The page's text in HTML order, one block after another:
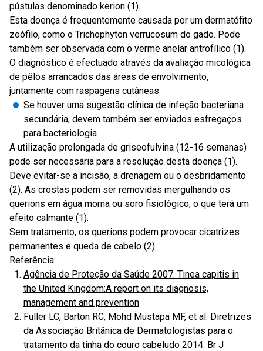
pústulas denominado kerion (1).
Esta doença é frequentemente causada por um dermatófito
zoófilo, como o Trichophyton verrucosum do gado. Pode
também ser observada com o verme anelar antrofílico (1).
O diagnóstico é efectuado através da avaliação micológica
de pêlos arrancados das áreas de envolvimento,
juntamente com raspagens cutâneas
Se houver uma sugestão clínica de infeção bacteriana
secundária, devem também ser enviados esfregaços
para bacteriologia
A utilização prolongada de griseofulvina (12-16 semanas)
pode ser necessária para a resolução desta doença (1).
Deve evitar-se a incisão, a drenagem ou o desbridamento
(2). As crostas podem ser removidas mergulhando os
querions em água morna ou soro fisiológico, o que terá um
efeito calmante (1).
Sem tratamento, os querions podem provocar cicatrizes
permanentes e queda de cabelo (2).
Referência:
Agência de Proteção da Saúde 2007. Tinea capitis in
the United Kingdom:A report on its diagnosis,
management and prevention
Fuller LC, Barton RC, Mohd Mustapa MF, et al. Diretrizes
da Associação Britânica de Dermatologistas para o
tratamento da tinha do couro cabeludo 2014. Br J